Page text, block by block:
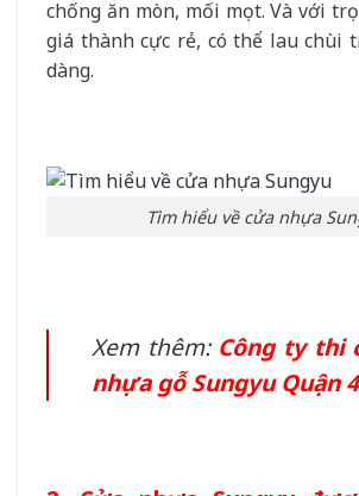
chống ăn mòn, mối mọt. Và với
giá thành cực rẻ, có thể lau chùi
dàng.
Tìm hiểu về cửa nhựa
Xem thêm: Công ty thi
nhựa gỗ Sungyu Quận 4